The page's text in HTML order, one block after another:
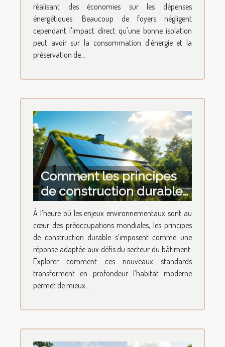
réalisant des économies sur les dépenses
énergétiques. Beaucoup de foyers négligent
cependant l'impact direct qu'une bonne isolation
peut avoir sur la consommation d'énergie et la
préservation de...
Comment les principes
de construction durable
transforment-ils l'habitat
moderne ?
À l’heure où les enjeux environnementaux sont au
cœur des préoccupations mondiales, les principes
de construction durable s’imposent comme une
réponse adaptée aux défis du secteur du bâtiment.
Explorer comment ces nouveaux standards
transforment en profondeur l’habitat moderne
permet de mieux...